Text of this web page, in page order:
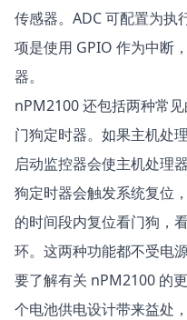
传感器。ADC 可配置为执
项是使用 GPIO 作为中断
器。
nPM2100 还包括两种常
门狗定时器。如果主机处
启动监控器会使主机处理
狗定时器会触发系统复位
的时间段内复位看门狗，
环。这两种功能都不受电
要了解有关 nPM2100 的
个电池供电设计带来益处